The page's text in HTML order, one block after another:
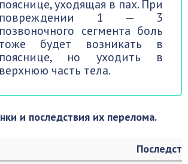
пояснице, уходящая в пах. При
повреждении 1 — 3
позвоночного сегмента боль
тоже будет возникать в
пояснице, но уходить в
верхнюю часть тела.
и последствия их перелома.